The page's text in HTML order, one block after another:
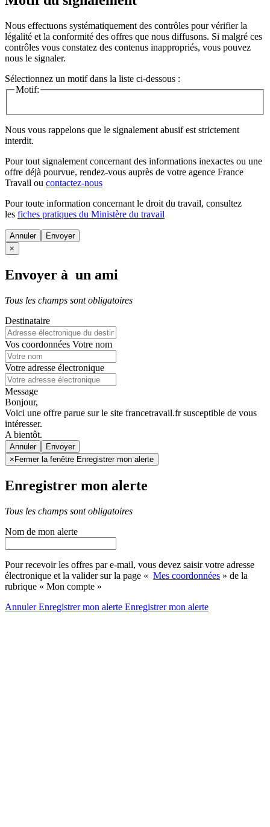
Nous effectuons systématiquement des contrôles pour vérifier la
légalité et la conformité des offres que nous diffusons. Si malgré ces
contrôles vous constatez des contenus inappropriés, vous pouvez
nous le signaler.
Sélectionnez un motif dans la liste ci-dessous :
Motif:
Nous vous rappelons que le signalement abusif est strictement
interdit.
Pour tout signalement concernant des informations inexactes ou une
offre déjà pourvue, rendez-vous auprès de votre agence France
Travail ou contactez-nous
Pour toute information concernant le droit du travail, consultez
les fiches pratiques du Ministère du travail
Annuler
×
Envoyer à un ami
Tous les champs sont obligatoires
Destinataire
Vos coordonnées Votre nom
Votre adresse électronique
Message
Bonjour,
Voici une offre parue sur le site francetravail.fr susceptible de vous
intéresser.
A bientôt.
Annuler
× Fermer la fenêtre Enregistrer mon alerte
Enregistrer mon alerte
Tous les champs sont obligatoires
Nom de mon alerte
Pour recevoir les offres par e-mail, vous devez saisir votre adresse
électronique et la valider sur la page « Mes coordonnées » de la
rubrique « Mon compte »
AnnulerEnregistrer mon alerte Enregistrermon alerte